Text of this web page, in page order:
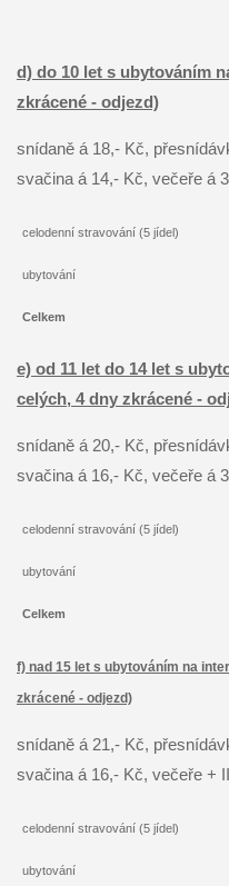
d) do 10 let s ubytováním
zkrácené - odjezd)
snídaně á 18,- Kč,
svačina á 14,- Kč, večeře á
celodenní stravování (5 jídel)
ubytování
Celkem
e) od 11 let do 14 let s
celých, 4 dny zkrácené -
snídaně á 20,- Kč,
svačina á 16,- Kč, večeře á
celodenní stravování (5 jídel)
ubytování
Celkem
f) nad 15 let s ubytováním na
zkrácené - odjezd)
snídaně á 21,- Kč,
svačina á 16,- Kč, večeře +
celodenní stravování (5 jídel)
ubytování